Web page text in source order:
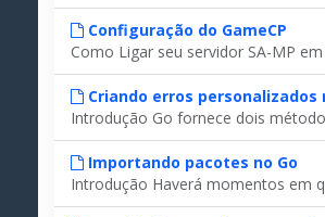
Configuração do GameCP
Como Ligar seu servidor SA-MP
Criando erros personalizados
Introdução Go fornece dois
Importando pacotes no Go
Introdução Haverá momentos em